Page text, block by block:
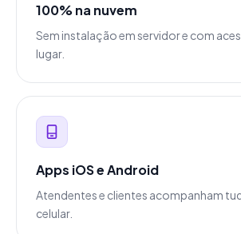
100% na nuvem
Sem instalação em servidor e com
lugar.
Apps iOS e Android
Atendentes e clientes acompanham
celular.